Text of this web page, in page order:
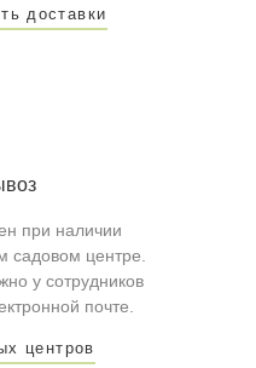
доставки
при наличии
садовом центре.
у сотрудников
почте.
центров